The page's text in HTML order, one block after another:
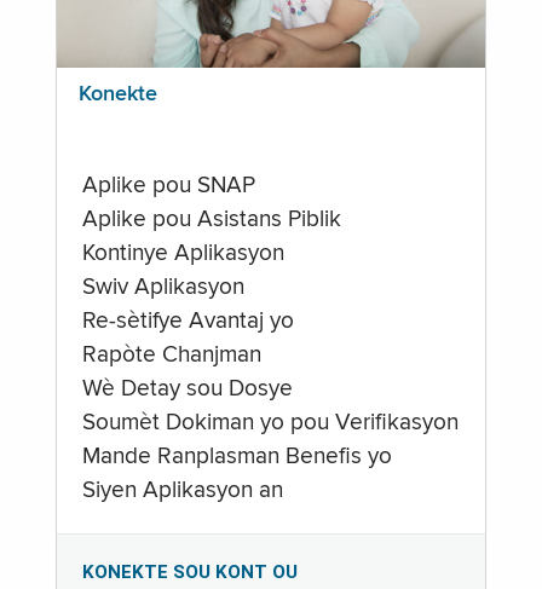
Konekte
Aplike pou SNAP
Aplike pou Asistans Piblik
Kontinye Aplikasyon
Swiv Aplikasyon
Re-sètifye Avantaj yo
Rapòte Chanjman
Wè Detay sou Dosye
Soumèt Dokiman yo pou Verifikasyon
Mande Ranplasman Benefis yo
Siyen Aplikasyon an
KONEKTE SOU KONT OU